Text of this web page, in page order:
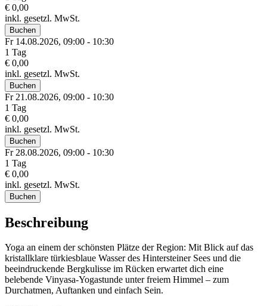
€ 0,00
inkl. gesetzl. MwSt.
Buchen
Fr 14.08.2026, 09:00 - 10:30
1 Tag
€ 0,00
inkl. gesetzl. MwSt.
Buchen
Fr 21.08.2026, 09:00 - 10:30
1 Tag
€ 0,00
inkl. gesetzl. MwSt.
Buchen
Fr 28.08.2026, 09:00 - 10:30
1 Tag
€ 0,00
inkl. gesetzl. MwSt.
Buchen
Beschreibung
Yoga an einem der schönsten Plätze der Region: Mit Blick auf das
kristallklare türkiesblaue Wasser des Hintersteiner Sees und die
beeindruckende Bergkulisse im Rücken erwartet dich eine
belebende Vinyasa-Yogastunde unter freiem Himmel – zum
Durchatmen, Auftanken und einfach Sein.